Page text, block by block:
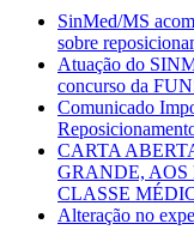
SinMed/MS
sobre
Atuação do
concurso da
Comunicado
CARTA
GRANDE, AOS
CLASSE
Alteração no